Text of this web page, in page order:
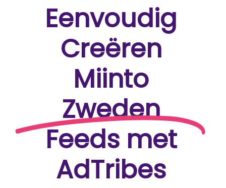
Eenvoudig
Creëren
Miinto
Zweden
Feeds met
AdTribes